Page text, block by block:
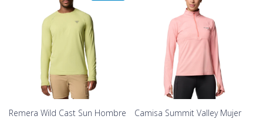
Remera Wild Cast Sun Hombre Camisa Summit Valley Mujer